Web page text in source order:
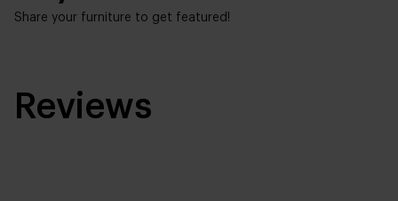
speciaal maakt.
Share your furniture to get featured!
Reviews